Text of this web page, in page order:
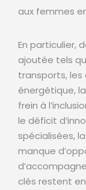
aux femmes
En particulier,
ajoutée tels
transports, les
énergétique,
frein à
le déficit
spécialisées,
manque
clés restent